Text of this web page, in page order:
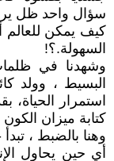
سؤال واحد ظل
كيف يمكن للعالم
السهولة.؟!
وشهدنا في
البسيط ، وولد
استمرار الحياة،
كتابة ميزان الكون
وهنا بالضبط ،
أي حين يحاول